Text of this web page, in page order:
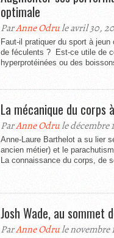
optimale
ParAnne Odrule avril 30,
Faut-il pratiquer du sport à
de féculents ? Est-ce utile de
hyperprotéinées ou des
La mécanique du
ParAnne Odrule décembre
Anne-Laure Barthelot a su lier
ancien métier) et le
La connaissance du corps, de
Josh Wade, au sommet
ParAnne Odrule novembre